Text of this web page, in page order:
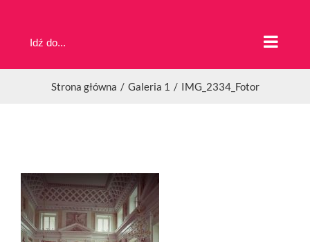
zawartości
Idź do...
Strona główna Galeria 1 IMG_2334_Fotor